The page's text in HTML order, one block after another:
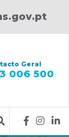
Geral
006 500